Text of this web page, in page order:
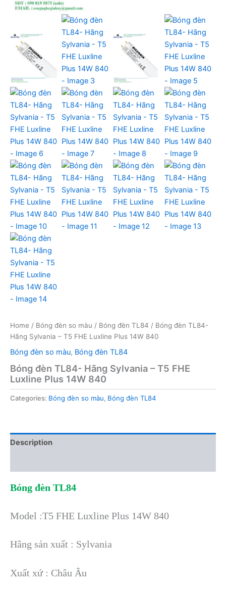
Home / Bóng đèn so màu / Bóng đèn TL84 / Bóng đèn TL84-
Hãng Sylvania – T5 FHE Luxline Plus 14W 840
Bóng đèn so màu, Bóng đèn TL84
Bóng đèn TL84- Hãng Sylvania – T5 FHE
Luxline Plus 14W 840
Categories: Bóng đèn so màu, Bóng đèn TL84
Description
Bóng đèn TL84
Model :T5 FHE Luxline Plus 14W 840
Hãng sản xuất : Sylvania
Xuất xứ : Châu Âu